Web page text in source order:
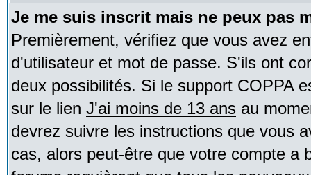
Je me suis inscrit mais ne peux pas
Premièrement, vérifiez que vous avez
d'utilisateur et mot de passe. S'ils ont
deux possibilités. Si le support COPPA
sur le lien J'ai moins de 13 ans au
devrez suivre les instructions que vous
cas, alors peut-être que votre compte a